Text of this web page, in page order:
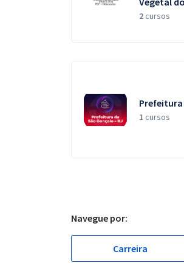
2cursos
Prefeitura
1 cursos
Navegue por:
Carreira